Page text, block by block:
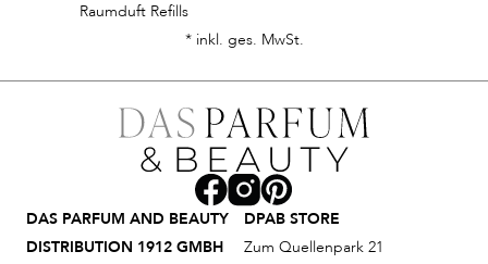
Raumduft Refills
* inkl. ges. MwSt.
DAS PARFUM AND BEAUTY
DISTRIBUTION 1912 GMBH
DPAB STORE
Zum Quellenpark 21